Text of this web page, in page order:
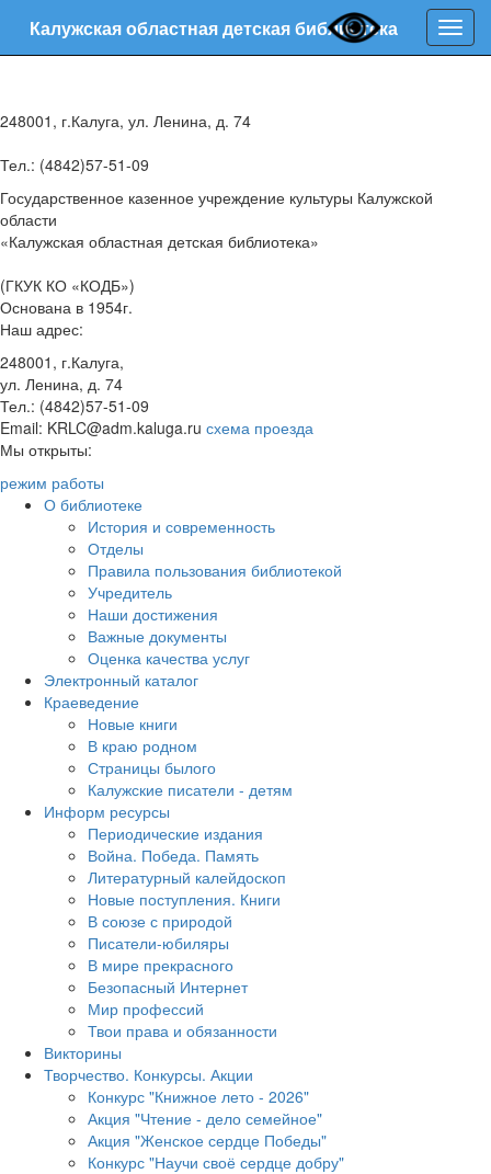
Калужская областная детская библиотека
248001, г.Калуга, ул. Ленина, д. 74
Тел.: (4842)57-51-09
Государственное казенное учреждение культуры Калужской
области
«Калужская областная детская библиотека»
(ГКУК КО «КОДБ»)
Основана в 1954г.
Наш адрес:
248001, г.Калуга,
ул. Ленина, д. 74
Тел.: (4842)57-51-09
Email: KRLC@adm.kaluga.ru схема проезда
Мы открыты:
режим работы
О библиотеке
История и современность
Отделы
Правила пользования библиотекой
Учредитель
Наши достижения
Важные документы
Оценка качества услуг
Электронный каталог
Краеведение
Новые книги
В краю родном
Страницы былого
Калужские писатели - детям
Информ ресурсы
Периодические издания
Война. Победа. Память
Литературный калейдоскоп
Новые поступления. Книги
В союзе с природой
Писатели-юбиляры
В мире прекрасного
Безопасный Интернет
Мир профессий
Твои права и обязанности
Викторины
Творчество. Конкурсы. Акции
Конкурс "Книжное лето - 2026"
Акция "Чтение - дело семейное"
Акция "Женское сердце Победы"
Конкурс "Научи своё сердце добру"